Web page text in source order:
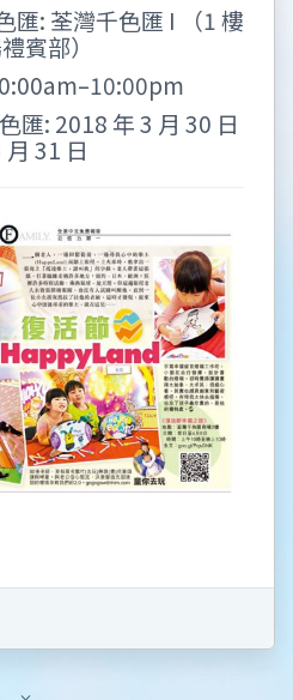
匯: 荃灣千色匯 I （1 樓
賓部）
匯: 2018 年 3 月 30 日
月 31 日